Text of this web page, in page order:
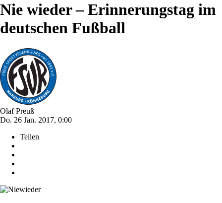
Nie wieder – Erinnerungstag im
deutschen Fußball
Olaf Preuß
Do. 26 Jan. 2017, 0:00
Teilen